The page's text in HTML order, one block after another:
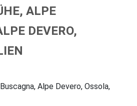
ALPE
DEVERO,
Alpe Devero, Ossola,